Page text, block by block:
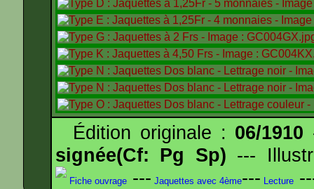
Édition originale : 06/1910
signée(Cf: Pg Sp) ---
Fiche ouvrage --- Jaquettes avec 4ème--- Lecture